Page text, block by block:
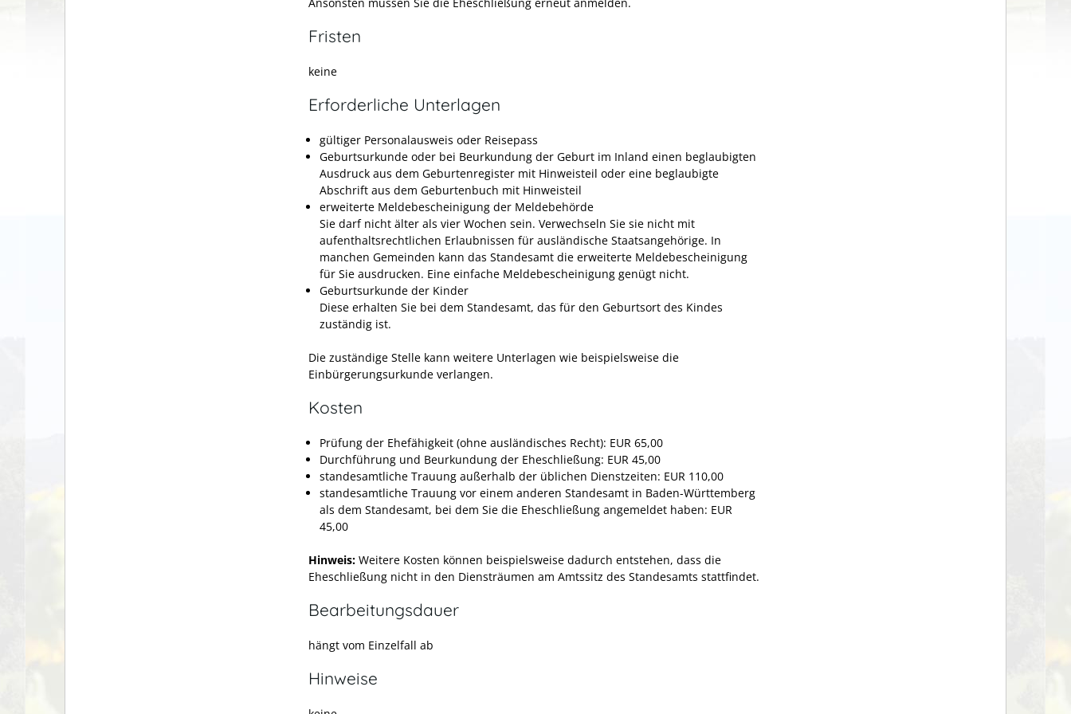
Fristen
keine
Erforderliche Unterlagen
gültiger Personalausweis oder Reisepass
Geburtsurkunde oder bei Beurkundung der Geburt im Inland einen beglaubigten
Ausdruck aus dem Geburtenregister mit Hinweisteil oder eine beglaubigte
Abschrift aus dem Geburtenbuch mit Hinweisteil
erweiterte Meldebescheinigung der Meldebehörde
Sie darf nicht älter als vier Wochen sein. Verwechseln Sie sie nicht mit
aufenthaltsrechtlichen Erlaubnissen für ausländische Staatsangehörige. In
manchen Gemeinden kann das Standesamt die erweiterte Meldebescheinigung
für Sie ausdrucken. Eine einfache Meldebescheinigung genügt nicht.
Geburtsurkunde der Kinder
Diese erhalten Sie bei dem Standesamt, das für den Geburtsort des Kindes
zuständig ist.
Die zuständige Stelle kann weitere Unterlagen wie beispielsweise die
Einbürgerungsurkunde verlangen.
Kosten
Prüfung der Ehefähigkeit (ohne ausländisches Recht): EUR 65,00
Durchführung und Beurkundung der Eheschließung: EUR 45,00
standesamtliche Trauung außerhalb der üblichen Dienstzeiten: EUR 110,00
standesamtliche Trauung vor einem anderen Standesamt in Baden-Württemberg
als dem Standesamt, bei dem Sie die Eheschließung angemeldet haben: EUR
45,00
Hinweis: Weitere Kosten können beispielsweise dadurch entstehen, dass die
Eheschließung nicht in den Diensträumen am Amtssitz des Standesamts stattfindet.
Bearbeitungsdauer
hängt vom Einzelfall ab
Hinweise